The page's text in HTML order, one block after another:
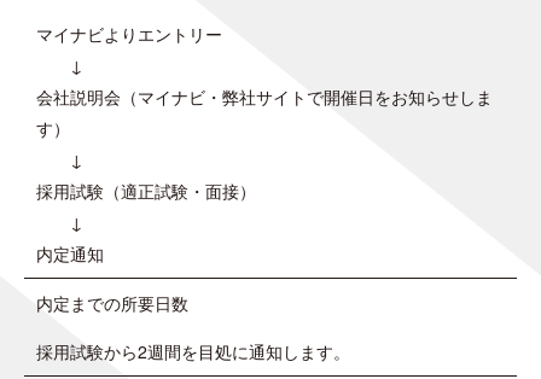
マイナビよりエントリー
↓
会社説明会（マイナビ・弊社サイトで開催日をお知らせしま
す）
↓
採用試験（適正試験・面接）
↓
内定通知
内定までの所要日数
採用試験から2週間を目処に通知します。